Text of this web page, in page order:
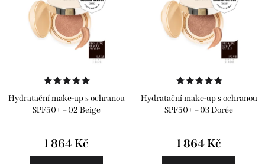
Hydratační make-up s ochranou
SPF50+ – 02 Beige
1 864 Kč
Hydratační make-up s ochranou
SPF50+ – 03 Dorée
1 864 Kč